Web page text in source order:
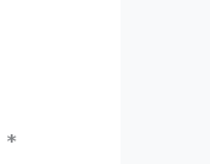
*